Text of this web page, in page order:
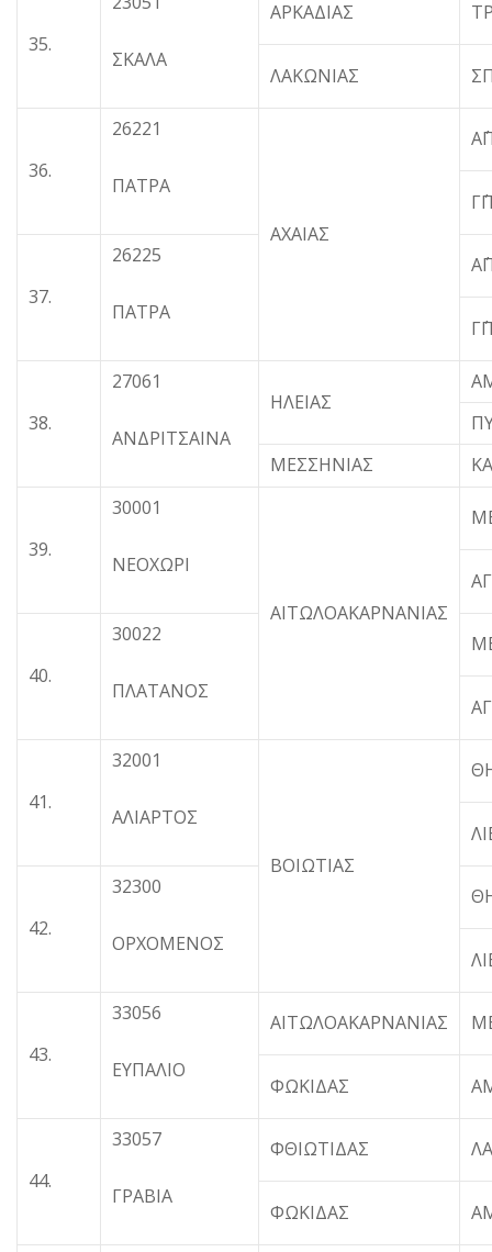
35.
ΣΚΑΛΑ
ΑΡΚΑΔΙΑΣ
ΛΑΚΩΝΙΑΣ
36.
26221
ΠΑΤΡΑ
ΑΧΑΙΑΣ
37.
26225
ΠΑΤΡΑ
38.
27061
ΑΝΔΡΙΤΣΑΙΝΑ
ΗΛΕΙΑΣ
ΜΕΣΣΗΝΙΑΣ
39.
30001
ΝΕΟΧΩΡΙ
ΑΙΤΩΛΟΑΚΑΡΝΑΝΙΑΣ
40.
30022
ΠΛΑΤΑΝΟΣ
41.
32001
ΑΛΙΑΡΤΟΣ
ΒΟΙΩΤΙΑΣ
42.
32300
ΟΡΧΟΜΕΝΟΣ
43.
33056
ΕΥΠΑΛΙΟ
ΑΙΤΩΛΟΑΚΑΡΝΑΝΙΑΣ
ΦΩΚΙΔΑΣ
44.
33057
ΓΡΑΒΙΑ
ΦΘΙΩΤΙΔΑΣ
ΦΩΚΙΔΑΣ